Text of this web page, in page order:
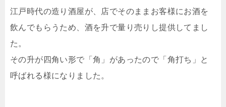
江戸時代の造り酒屋が、店でそのままお客様にお酒を
飲んでもらうため、酒を升で量り売りし提供してまし
た。
その升が四角い形で「角」があったので「角打ち」と
呼ばれる様になりました。